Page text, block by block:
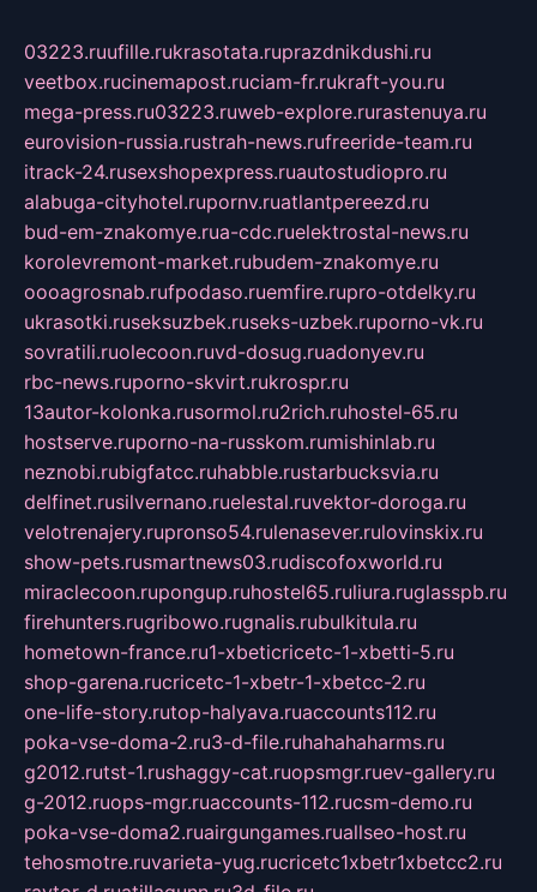
03223.ruufille.rukrasotata.ruprazdnikdushi.ru
veetbox.rucinemapost.ruciam-fr.rukraft-you.ru
mega-press.ru03223.ruweb-explore.rurastenuya.ru
eurovision-russia.rustrah-news.rufreeride-team.ru
itrack-24.rusexshopexpress.ruautostudiopro.ru
alabuga-cityhotel.rupornv.ruatlantpereezd.ru
bud-em-znakomye.rua-cdc.ruelektrostal-news.ru
korolevremont-market.rubudem-znakomye.ru
oooagrosnab.rufpodaso.ruemfire.rupro-otdelky.ru
ukrasotki.ruseksuzbek.ruseks-uzbek.ruporno-vk.ru
sovratili.ruolecoon.ruvd-dosug.ruadonyev.ru
rbc-news.ruporno-skvirt.rukrospr.ru
13autor-kolonka.rusormol.ru2rich.ruhostel-65.ru
hostserve.ruporno-na-russkom.rumishinlab.ru
neznobi.rubigfatcc.ruhabble.rustarbucksvia.ru
delfinet.rusilvernano.ruelestal.ruvektor-doroga.ru
velotrenajery.rupronso54.rulenasever.rulovinskix.ru
show-pets.rusmartnews03.rudiscofoxworld.ru
miraclecoon.rupongup.ruhostel65.ruliura.ruglasspb.ru
firehunters.rugribowo.rugnalis.rubulkitula.ru
hometown-france.ru1-xbeticricetc-1-xbetti-5.ru
shop-garena.rucricetc-1-xbetr-1-xbetcc-2.ru
one-life-story.rutop-halyava.ruaccounts112.ru
poka-vse-doma-2.ru3-d-file.ruhahahaharms.ru
g2012.rutst-1.rushaggy-cat.ruopsmgr.ruev-gallery.ru
g-2012.ruops-mgr.ruaccounts-112.rucsm-demo.ru
poka-vse-doma2.ruairgungames.ruallseo-host.ru
tehosmotre.ruvarieta-yug.rucricetc1xbetr1xbetcc2.ru